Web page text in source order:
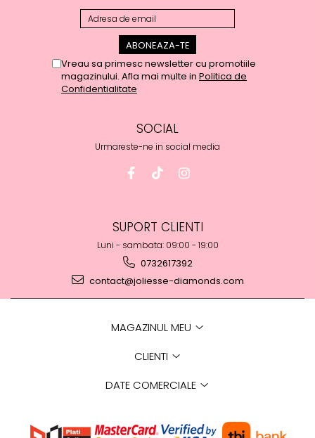
Vreau sa primesc newsletter cu promotiile
magazinului. Afla mai multe in Politica de
Confidentialitate
SOCIAL
Urmareste-ne in social media
SUPORT CLIENTI
Luni - sambata: 09:00 - 19:00
0732617392
contact@joliesse-diamonds.com
MAGAZINUL MEU
CLIENTI
DATE COMERCIALE